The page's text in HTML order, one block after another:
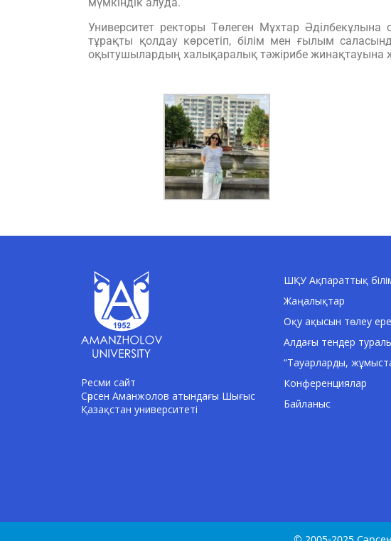
Университет ректоры Төлеген Мұхтар
тұрақты қолдау көрсетіп, білім мен ғылым
оқытушылардың халықаралық тәжірибе жинақтауына
Ресми сайт
Сәрсен Аманжолов атындағы Шығыс
Қазақстан университеті
ШҚУ Ақпараттық
Жаңалықтар
Оқу ақысын төлеу
Алдағы тендер
“Тауарларды,
Конференциялар
Байланыс